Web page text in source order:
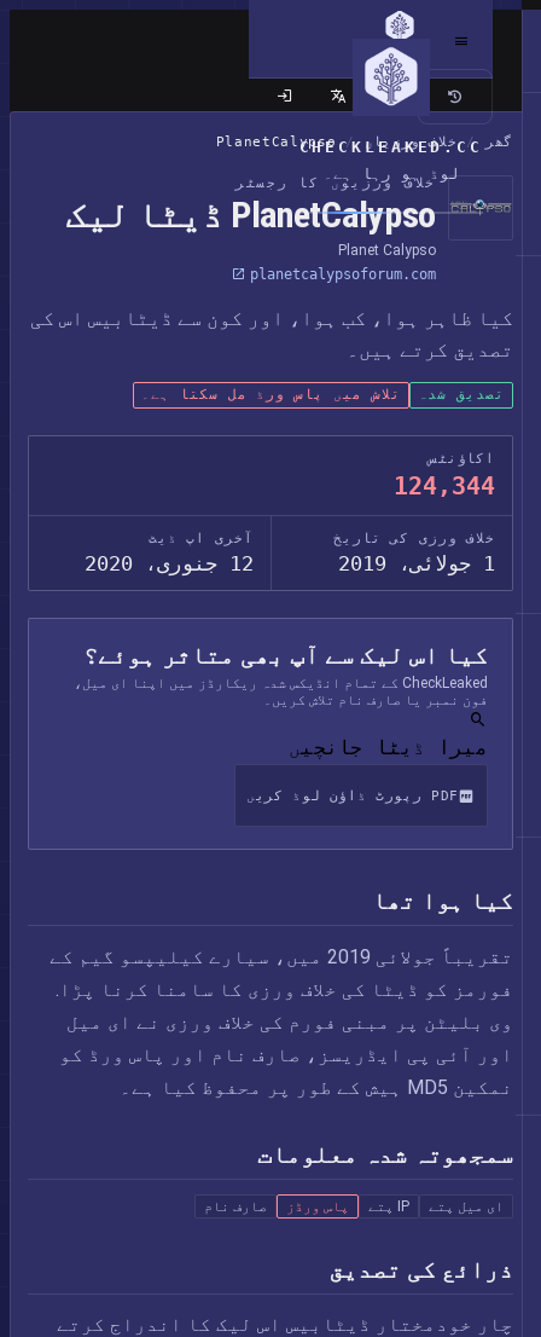
CHECKLEAKED.CC
لوڈ ہو رہا ہے۔
کلاسک سائٹ
گھر / خلاف ورزیاں /
PlanetCalypso
خلاف ورزیوں کا رجسٹر
PlanetCalypso ڈیٹا لیک
Planet Calypso
planetcalypsoforum.com
کیا ظاہر ہوا، کب ہوا، اور کون سے ڈیٹابیس اس کی
تصدیق کرتے ہیں۔
تصدیق شدہ تلاش میں پاس ورڈ مل سکتا ہے۔
اکاؤنٹس
124,344
خلاف ورزی کی تاریخ آخری اپ ڈیٹ
12 جنوری، 2020
کیا اس لیک سے آپ بھی متاثر ہوئے؟
CheckLeaked کے تمام انڈیکس شدہ ریکارڈز میں اپنا ای میل،
فون نمبر یا صارف نام تلاش کریں۔
میرا ڈیٹا جانچیں
PDF رپورٹ ڈاؤن لوڈ کریں
کیا ہوا تھا
تقریباً جولائی 2019 میں، سیارے کیلیپسو گیم کے
فورمز کو ڈیٹا کی خلاف ورزی کا سامنا کرنا پڑا.
وی بلیٹن پر مبنی فورم کی خلاف ورزی نے ای میل
اور آئی پی ایڈریسز، صارف نام اور پاس ورڈ کو
نمکین MD5 ہیش کے طور پر محفوظ کیا ہے۔
سمجھوتہ شدہ معلومات
ای میل پتے پاس ورڈز صارف نام
ذرائع کی تصدیق
چار خودمختار ڈیٹابیس اس لیک کا اندراج کرتے